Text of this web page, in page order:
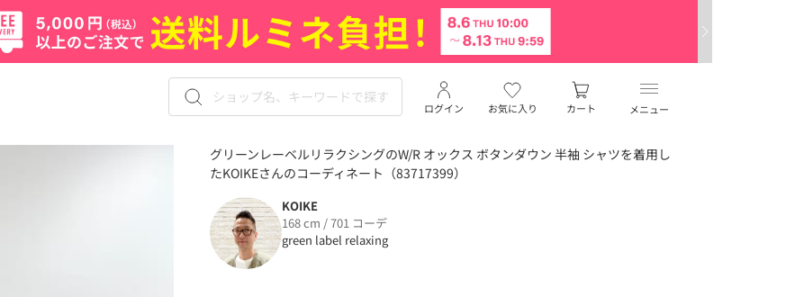
メニュー
お気に入り
ログイン カート
グリーンレーベルリラクシングのW/R オックス ボタンダウン 半袖 シャツを着用し
たKOIKEさんのコーディネート（83717399）
KOIKE
168 cm / 701 コーデ
green label relaxing